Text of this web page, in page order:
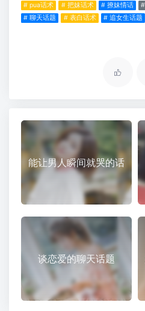
# pua话术 # 把妹话术 # 撩妹情话
# 聊天话题
# 表白话术 # 追女生话题
能让男人瞬间就哭的话
谈恋爱的聊天话题